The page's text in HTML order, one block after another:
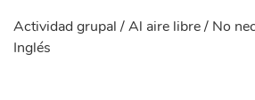
Actividad grupal / Al aire libre / No
Inglés